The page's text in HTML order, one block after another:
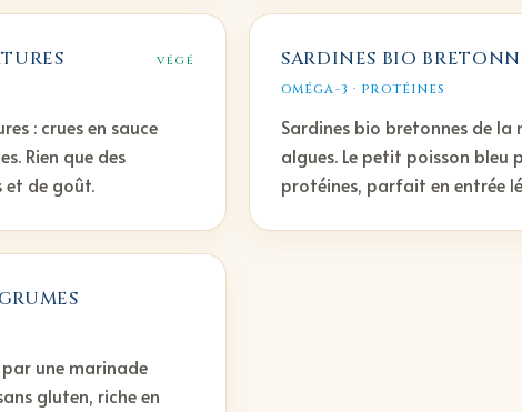
VÉGÉ
: crues en sauce
Rien que des
et de goût.
SARDINES BIO
OMÉGA-3 · PROTÉINES
Sardines bio bretonnes de
algues. Le petit poisson bleu
protéines, parfait en entrée
une marinade
gluten, riche en